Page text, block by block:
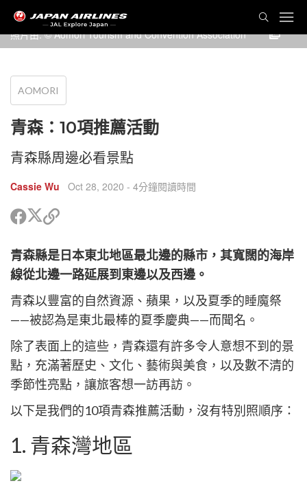
照片由: © Aomori Tourism and Convention Association
AOMORI
青森：10項推薦活動
青森縣周邊必看景點
Cassie Wu Oct 28, 2020 - 4分鐘閱讀時間
分
Facebook
分
享
Twitter
複
接
以
分
享
青森縣是日本東北地區最北邊的縣市，其寬闊的海岸
線從北邊一路延展到東邊以及西邊。
青森以豐富的自然資源、蘋果，以及夏季的睡魔祭
——被認為是東北最棒的夏季慶典——而聞名。
除了表面上的這些，青森還有許多令人意想不到的景
點，充滿著歷史、文化、藝術與美食，以及數不清的
季節性亮點，讓旅客想一訪再訪。
以下是我們的10項青森推薦活動，沒有特別照順序：
1. 青森灣地區